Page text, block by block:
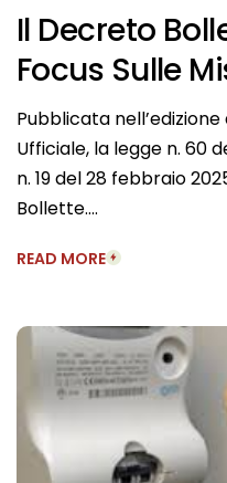
Il Decreto
Focus Sulle
Pubblicata
Ufficiale, la legge n. 60
n. 19 del 28 febbraio
Bollette….
READ MORE